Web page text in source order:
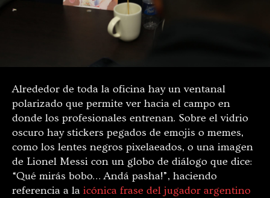
Alrededor de toda la oficina hay un ventanal
polarizado que permite ver hacia el campo en
donde los profesionales entrenan. Sobre el vidrio
oscuro hay stickers pegados de emojis o memes,
como los lentes negros pixelaeados, o una imagen
de Lionel Messi con un globo de diálogo que dice:
“Qué mirás bobo… Andá pasha!”, haciendo
referencia a la icónica frase del jugador argentino